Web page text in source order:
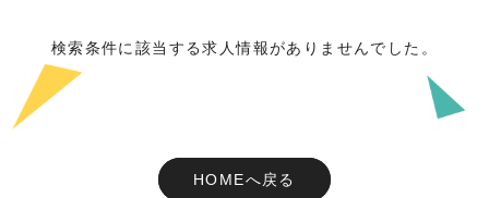
検索条件に該当する求人情報がありませんでした。
HOMEへ戻る